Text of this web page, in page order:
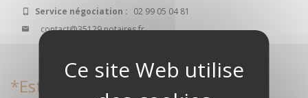
Service négociation : 02 99 05 04 81
contact@35129.notaires.fr
*Estimation maisons à Bruz